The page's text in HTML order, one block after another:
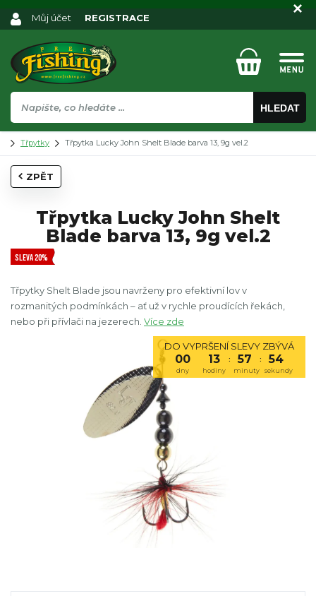
HLEDAT
Můj účet REGISTRACE
Třpytky Třpytka Lucky John Shelt Blade barva 13, 9g vel.2
ZPĚT
Třpytka Lucky John Shelt
Blade barva 13, 9g vel.2
SLEVA 20%
Třpytky Shelt Blade jsou navrženy pro efektivní lov v
rozmanitých podmínkách – ať už v rychle proudících řekách,
nebo při přívlači na jezerech. Více zde
DO VYPRŠENÍ SLEVY ZBÝVÁ
00 13 : 57 : 53
dny hodiny minuty sekundy